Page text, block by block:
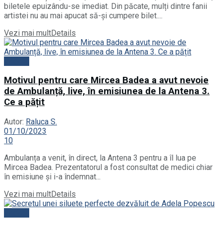
biletele epuizându-se imediat. Din păcate, mulți dintre fanii
artistei nu au mai apucat să-și cumpere bilet....
Vezi mai multDetails
Motivul pentru care Mircea Badea a avut nevoie
de Ambulanță, live, în emisiunea de la Antena 3.
Ce a pățit
Autor: Raluca S.
01/10/2023
10
Ambulanța a venit, în direct, la Antena 3 pentru a îl lua pe
Mircea Badea. Prezentatorul a fost consultat de medici chiar
în emisiune și i-a îndemnat...
Vezi mai multDetails